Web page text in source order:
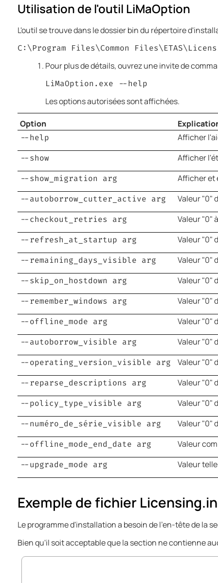
Utilisation de l'outil LiMaOption
L'outil se trouve dans le dossier bin du répertoire
C:\Program Files\Common
Pour plus de détails, ouvrez une invite de
LiMaOption.exe --help
Les options autorisées sont affichées.
Option
--help Afficher
--show Afficher
--show_migration arg Afficher et
--autoborrow_cutter_active arg Valeur "0"
--checkout_retries arg Valeur "0"
--refresh_at_startup arg Valeur "0"
--remaining_days_visible arg Valeur "0"
--skip_on_hostdown arg Valeur "0"
--remember_windows arg Valeur "0"
--offline_mode arg Valeur "0"
--autoborrow_visible arg Valeur "0"
--operating_version_visible arg Valeur "0"
--reparse_descriptions arg Valeur "0"
--policy_type_visible arg Valeur "0"
--numéro_de_série_visible arg Valeur "0"
--offline_mode_end_date arg Valeur
--upgrade_mode arg Valeur
Exemple de fichier
Le programme d'installation a besoin de l'en-tête de la
Bien qu'il soit acceptable que la section ne contienne